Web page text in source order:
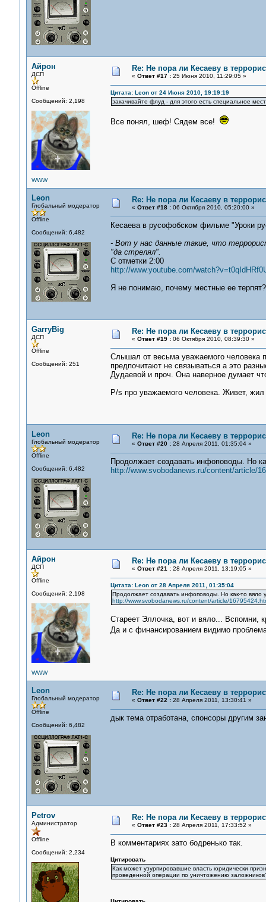
Айрон
ДСП
Offline
Сообщений: 2,198
WWW
Re: Не пора ли Кесаеву в
« Ответ #17 :25 Июня 2010, 11:29:05 »
Цитата: Leon от 24 Июня 2010, 19:19:19
закачивайте флуд - для этого есть специальное
Все понял, шеф! Сядем все!
Leon
Глобальный модератор
Offline
Сообщений: 6,482
Re: Не пора ли Кесаеву в
« Ответ #18 :06 Октября 2010, 05:20:00 »
Кесаева в русофобском фильме "Уроки
- Вот у нас данные такие, что
"да стрелял".
С отметки 2:00
http://www.youtube.com/
Я не понимаю, почему местные ее терпят?
GarryBig
ДСП
Offline
Сообщений: 251
Re: Не пора ли Кесаеву в
« Ответ #19 :06 Октября 2010, 08:39:30 »
Слышал от весьма уважаемого человека
предпочитают не связываться а это
Дудаевой и проч. Она наверное думает
P/s про уважаемого человека. Живет,
Leon
Глобальный модератор
Offline
Сообщений: 6,482
Re: Не пора ли Кесаеву в
« Ответ #20 :28 Апреля 2011, 01:35:04 »
Продолжает создавать инфоповоды. Но
http://www.svobodanews.ru/content/article/
Айрон
ДСП
Offline
Сообщений: 2,198
WWW
Re: Не пора ли Кесаеву в
« Ответ #21 :28 Апреля 2011, 13:19:05 »
Цитата: Leon от 28 Апреля 2011, 01:35:04
Продолжает создавать инфоповоды. Но как-то вяло
http://www.svobodanews.ru/content/article/
Стареет Эллочка, вот и вяло... Вспомни,
Да и с финансированием видимо
Leon
Глобальный модератор
Offline
Сообщений: 6,482
Re: Не пора ли Кесаеву в
« Ответ #22 :28 Апреля 2011, 13:30:41 »
дык тема отработана, спонсоры другим
Petrov
Администратор
Offline
Сообщений: 2,234
Re: Не пора ли Кесаеву в
« Ответ #23 :28 Апреля 2011, 17:33:52 »
В комментариях зато бодренько так.
Цитировать
Как может узурпировавшие власть юридически
проведенной операции по уничтожению